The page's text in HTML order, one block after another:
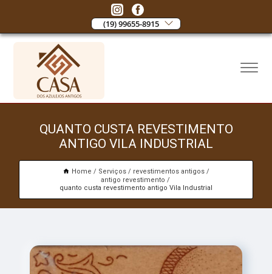
(19) 99655-8915
QUANTO CUSTA REVESTIMENTO
ANTIGO VILA INDUSTRIAL
Home Serviços
revestimentos antigos
antigo revestimento
quanto custa revestimento antigo Vila Industrial